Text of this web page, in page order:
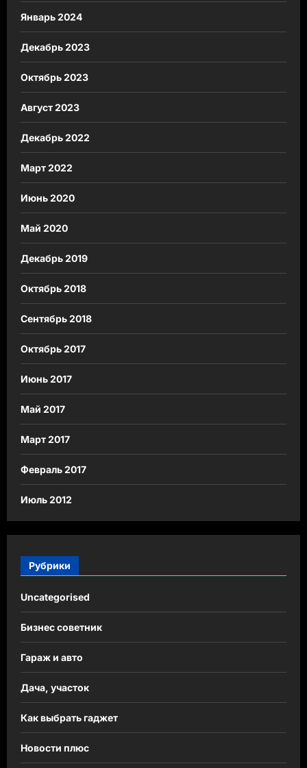
Январь 2024
Декабрь 2023
Октябрь 2023
Август 2023
Декабрь 2022
Март 2022
Июнь 2020
Май 2020
Декабрь 2019
Октябрь 2018
Сентябрь 2018
Октябрь 2017
Июнь 2017
Май 2017
Март 2017
Февраль 2017
Июль 2012
Рубрики
Uncategorised
Бизнес советник
Гараж и авто
Дача, участок
Как выбрать гаджет
Новости плюс